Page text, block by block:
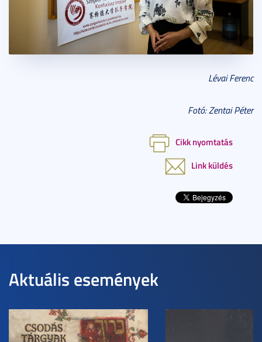
Lévai Ferenc
Fotó: Zentai Péter
Cikk nyomtatás
Link küldés
Aktuális események